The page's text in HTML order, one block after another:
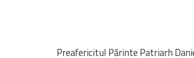
Preafericitul Părinte Patriarh